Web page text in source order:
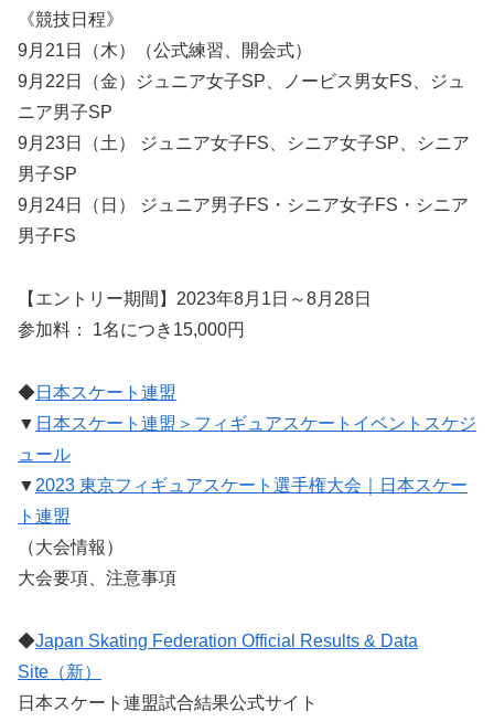
《競技日程》
9月21日（木）（公式練習、開会式）
9月22日（金）ジュニア女子SP、ノービス男女FS、ジュ
ニア男子SP
9月23日（土） ジュニア女子FS、シニア女子SP、シニア
男子SP
9月24日（日） ジュニア男子FS・シニア女子FS・シニア
男子FS
【エントリー期間】2023年8月1日～8月28日
参加料： 1名につき15,000円
◆日本スケート連盟
▼ 日本スケート連盟＞フィギュアスケートイベントスケジ
ュール
▼ 2023 東京フィギュアスケート選手権大会｜日本スケー
ト連盟
（大会情報）
大会要項、注意事項
◆Japan Skating Federation Official Results & Data
Site（新）
日本スケート連盟試合結果公式サイト